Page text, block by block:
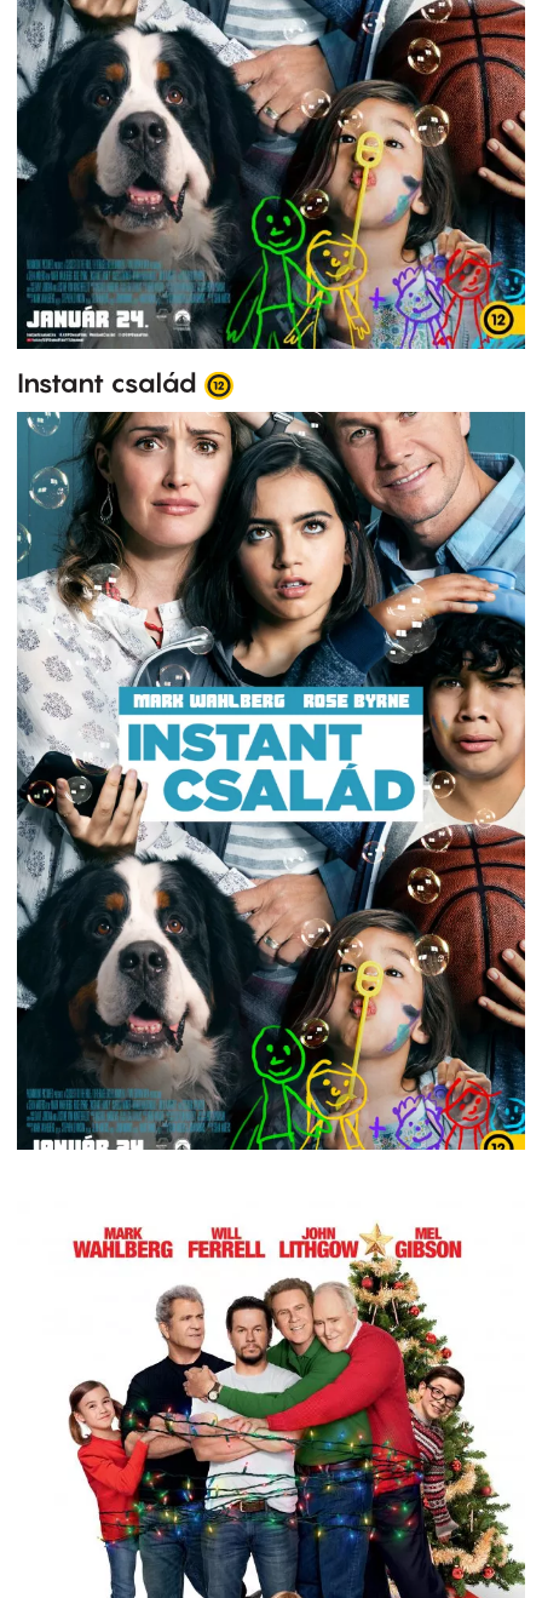
Instant család